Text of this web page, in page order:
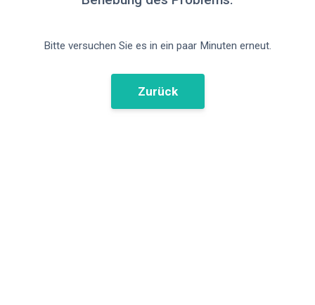
Bitte versuchen Sie es in ein paar Minuten erneut.
Zurück